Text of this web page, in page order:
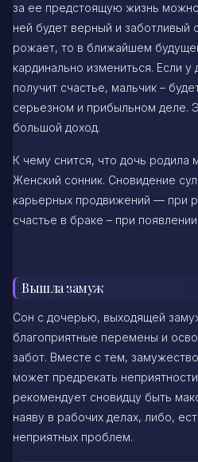
за ее предстоящую жизнь
ней будет верный и заботливый
рожает, то в ближайшем
кардинально измениться. Если
получит счастье, мальчик –
серьезном и прибыльном деле.
большой доход.
К чему снится, что дочь родила
Женский сонник. Сновидение
карьерных продвижений — при
счастье в браке – при
Вышла замуж
Сон с дочерью, выходящей
благоприятные перемены и
забот. Вместе с тем,
может предрекать
рекомендует сновидцу быть
наяву в рабочих делах, либо,
неприятных проблем.